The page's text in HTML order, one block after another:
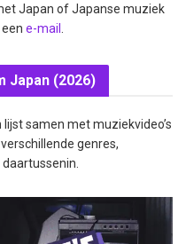
Japan of Japanse muziek
e-mail
Japan (2026)
samen met muziekvideo’s
genres,